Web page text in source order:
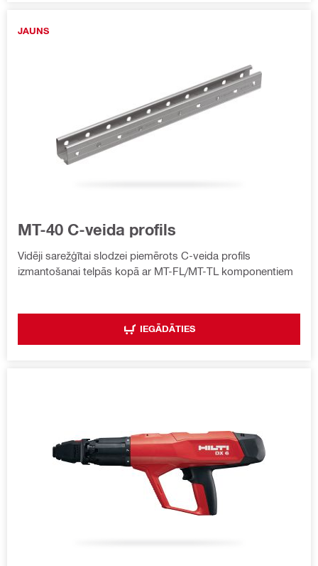
JAUNS
MT-40 C-veida profils
Vidēji sarežģītai slodzei piemērots C-veida profils
izmantošanai telpās kopā ar MT-FL/MT-TL komponentiem
IEGĀDĀTIES